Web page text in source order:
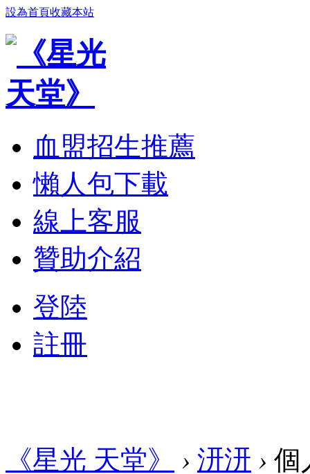
設為首頁收藏本站
血盟招生推薦
懶人包下載
線上客服
贊助介紹
登陸
註冊
《星光 天堂》 › 汧汧 › 個